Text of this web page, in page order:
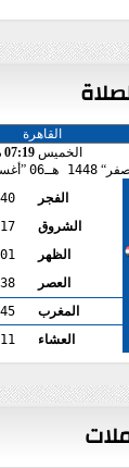
الخميس07:19 مـ
1448 هـ 06
الفجر
الشروق
الظهر
العصر
المغرب
العشاء